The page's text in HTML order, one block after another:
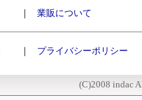
｜ 業販について
｜ プライバシーポリシー
(C)2008 indac